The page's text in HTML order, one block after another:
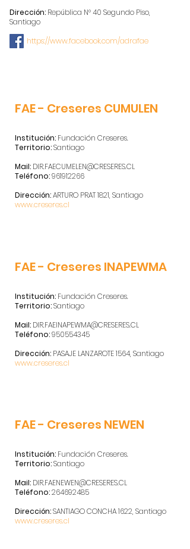
Dirección: República N° 40 Segundo Piso,
Santiago
https://www.facebook.com/adrafae
FAE - Creseres CUMULEN
Institución: Fundación Creseres.
Territorio:Santiago
Mail: DIR.FAECUMELEN@CRESERES.CL
Teléfono:961912266
Dirección:ARTURO PRAT 1821, Santiago
www.creseres.cl
FAE - Creseres INAPEWMA
Institución: Fundación Creseres.
Territorio:Santiago
Mail: DIR.FAEINAPEWMA@CRESERES.CL
Teléfono:950554345
Dirección: PASAJE LANZAROTE 1564, Santiago
www.creseres.cl
FAE - Creseres NEWEN
Institución: Fundación Creseres.
Territorio:Santiago
Mail: DIR.FAENEWEN@CRESERES.CL
Teléfono:264692485
Dirección:SANTIAGO CONCHA 1622, Santiago
www.creseres.cl